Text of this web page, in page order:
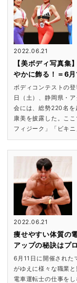
2022.06.21
【美ボディ写真集
やかに飾る！＝6
ボディコンテストの
日（土）、静岡県・
会には、総勢220名を
康美を披露した。こ
フィジーク」「ビキ
2022.06.21
痩せやすい体質の
アップの秘訣はプ
6月11日に開催された
がゆえに様々な職業
電車運転士の仕事を